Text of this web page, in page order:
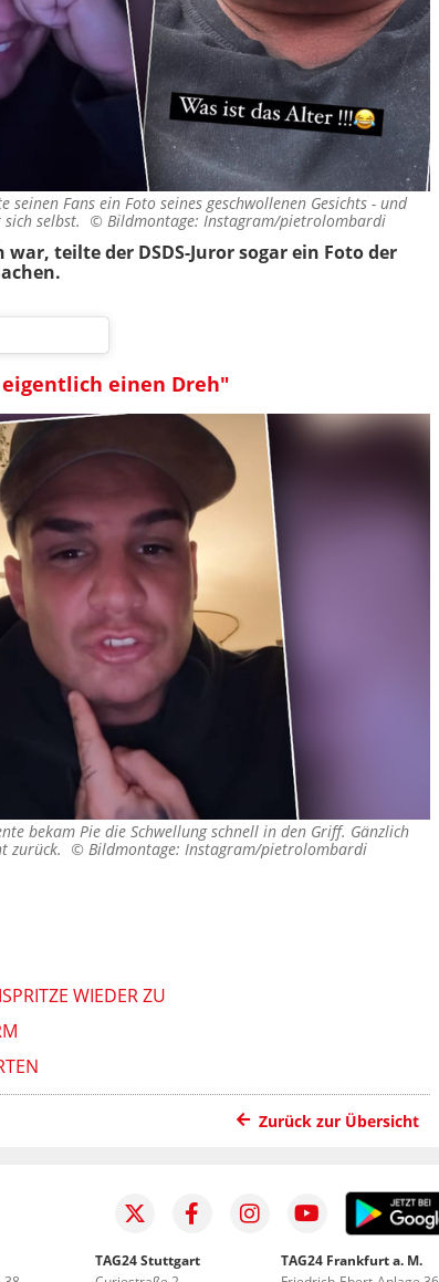
seinen Fans ein Foto seines geschwollenen Gesichts - und
sich selbst. © Bildmontage: Instagram/pietrolombardi
teilte der DSDS-Juror sogar ein Foto der
einen Dreh"
bekam Pie die Schwellung schnell in den Griff. Gänzlich
zurück. © Bildmontage: Instagram/pietrolombardi
WIEDER ZU
Zurück zur Übersicht
TAG24 Stuttgart
TAG24 Frankfurt a. M.